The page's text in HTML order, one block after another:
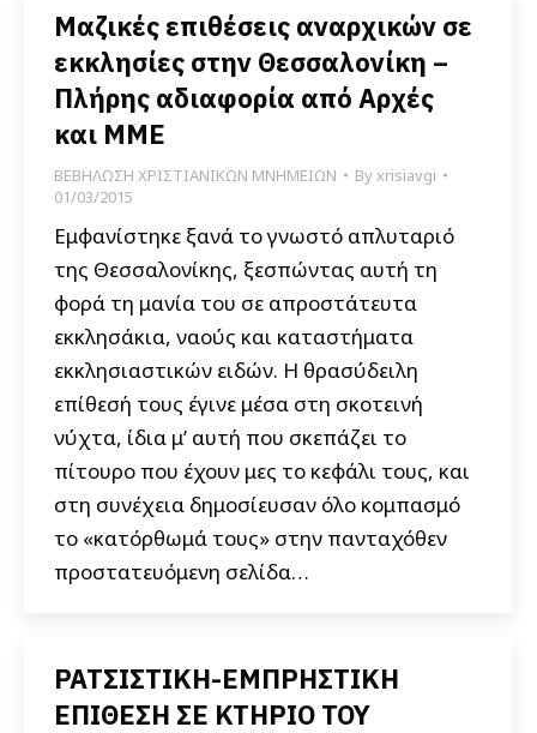
Μαζικές επιθέσεις αναρχικών σε
εκκλησίες στην Θεσσαλονίκη –
Πλήρης αδιαφορία από Αρχές
και ΜΜΕ
ΒΕΒΗΛΩΣΗ ΧΡΙΣΤΙΑΝΙΚΩΝ ΜΝΗΜΕΙΩΝ Byxrisiavgi
01/03/2015
Εμφανίστηκε ξανά το γνωστό απλυταριό
της Θεσσαλονίκης, ξεσπώντας αυτή τη
φορά τη μανία του σε απροστάτευτα
εκκλησάκια, ναούς και καταστήματα
εκκλησιαστικών ειδών. Η θρασύδειλη
επίθεσή τους έγινε μέσα στη σκοτεινή
νύχτα, ίδια μ’ αυτή που σκεπάζει το
πίτουρο που έχουν μες το κεφάλι τους, και
στη συνέχεια δημοσίευσαν όλο κομπασμό
το «κατόρθωμά τους» στην πανταχόθεν
προστατευόμενη σελίδα…
ΡΑΤΣΙΣΤΙΚΗ-ΕΜΠΡΗΣΤΙΚΗ
ΕΠΙΘΕΣΗ ΣΕ ΚΤΗΡΙΟ ΤΟΥ